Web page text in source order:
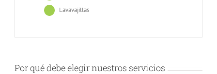
Lavavajillas
Por qué debe elegir nuestros servicios